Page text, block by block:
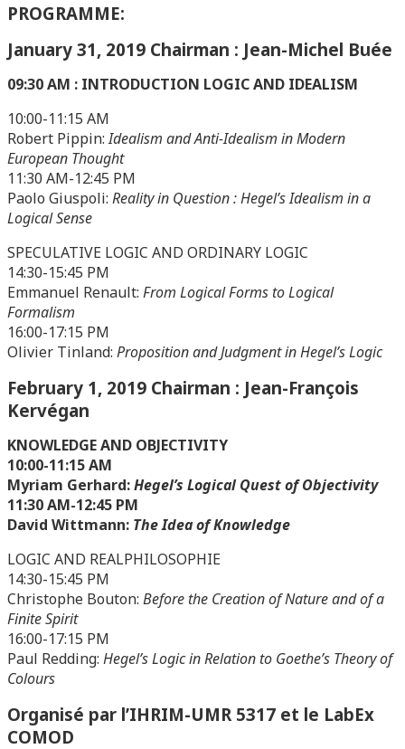
PROGRAMME:
January 31, 2019 Chairman : Jean-Michel Buée
09:30 AM : INTRODUCTION LOGIC AND IDEALISM
10:00-11:15 AM
Robert Pippin:Idealism and Anti-Idealism in Modern
European Thought
11:30 AM-12:45 PM
Paolo Giuspoli: Reality in Question : Hegel’s Idealism in a
Logical Sense
SPECULATIVE LOGIC AND ORDINARY LOGIC
14:30-15:45 PM
Emmanuel Renault: From Logical Forms to Logical
Formalism
16:00-17:15 PM
Olivier Tinland: Proposition and Judgment in Hegel’s Logic
February 1, 2019 Chairman : Jean-François
Kervégan
KNOWLEDGE AND OBJECTIVITY
10:00-11:15 AM
Myriam Gerhard:Hegel’s Logical Quest of Objectivity
11:30 AM-12:45 PM
David Wittmann: The Idea of Knowledge
LOGIC AND REALPHILOSOPHIE
14:30-15:45 PM
Christophe Bouton: Before the Creation of Nature and of a
Finite Spirit
16:00-17:15 PM
Paul Redding: Hegel’s Logic in Relation to Goethe’s Theory of
Colours
Organisé par l’IHRIM-UMR 5317 et le LabEx
COMOD